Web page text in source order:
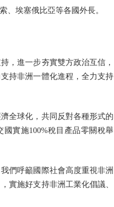
埃塞俄比亞等各國外長。
，進一步夯實雙方政治互信，
持非洲一體化進程，全力支持
全球化，共同反對各種形式的
實施100%稅目產品零關稅舉
們呼籲國際社會高度重視非洲
實施好支持非洲工業化倡議、